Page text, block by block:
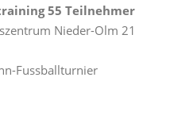
55 Teilnehmer
Nieder-Olm 21
Fussballturnier